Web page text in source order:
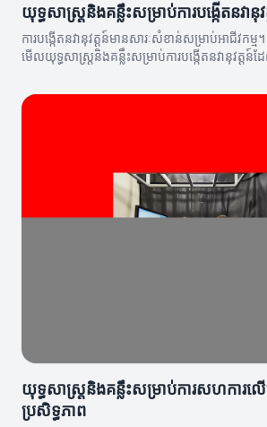
យុទ្ធសាស្ត្រនិងគន្លឹះសម្រាប់ការបង្កើតនវានុវ
ការបង្កើតនវានុវត្តន៍មានសារៈសំខាន់សម្រាប់អាជីវកម្
មើលយុទ្ធសាស្ត្រនិងគន្លឹះសម្រាប់ការបង្កើតនវានុវត្តន៍
យុទ្ធសាស្ត្រនិងគន្លឹះសម្រាប់ការសហការល
ប្រសិទ្ធភាព